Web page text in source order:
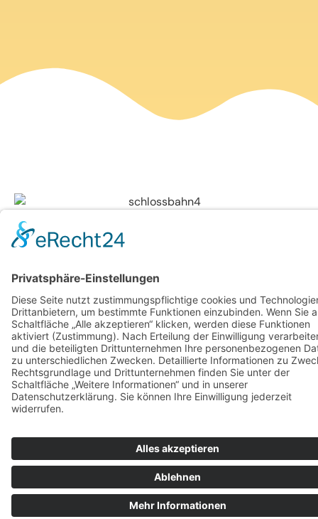
Unsere Harzrundfahrten
Die Harzrundfahrten führen Sie zu tollen
Sehenswürdigkeiten der Region. In Schierke den
berühmten Kräuterlikör „Schierker Feuerstein“
kennenlernen, am Torfhaus auf 812 Metern Höhe